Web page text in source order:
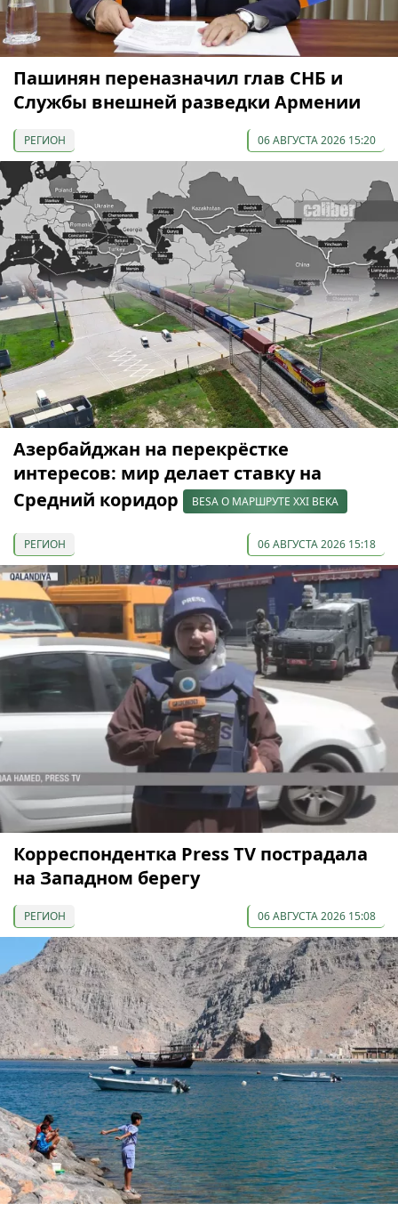
Пашинян переназначил глав СНБ и
Службы внешней разведки Армении
РЕГИОН 06 АВГУСТА 2026 15:20
Азербайджан на перекрёстке
интересов: мир делает ставку на
Средний коридор
BESA О МАРШРУТЕ XXI ВЕКА
РЕГИОН 06 АВГУСТА 2026 15:18
Корреспондентка Press TV пострадала
на Западном берегу
РЕГИОН 06 АВГУСТА 2026 15:08